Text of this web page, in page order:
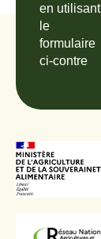
en utilisant
le
formulaire
ci-contre